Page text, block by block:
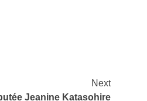
Next
Jeanine Katasohire